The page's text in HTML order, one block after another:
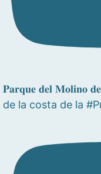
𝐏𝐚𝐫𝐪𝐮𝐞 𝐝𝐞𝐥 𝐌𝐨𝐥𝐢𝐧𝐨
de la costa de la